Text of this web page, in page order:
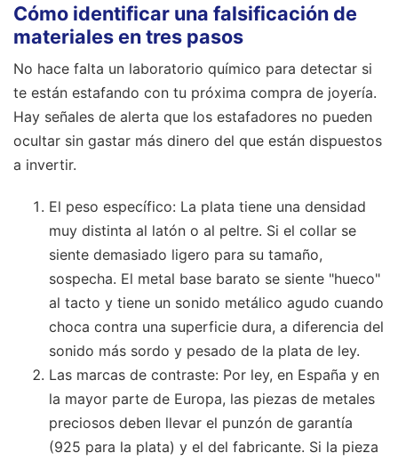
Cómo identificar una falsificación de
materiales en tres pasos
No hace falta un laboratorio químico para detectar si
te están estafando con tu próxima compra de joyería.
Hay señales de alerta que los estafadores no pueden
ocultar sin gastar más dinero del que están dispuestos
a invertir.
El peso específico: La plata tiene una densidad
muy distinta al latón o al peltre. Si el collar se
siente demasiado ligero para su tamaño,
sospecha. El metal base barato se siente "hueco"
al tacto y tiene un sonido metálico agudo cuando
choca contra una superficie dura, a diferencia del
sonido más sordo y pesado de la plata de ley.
Las marcas de contraste: Por ley, en España y en
la mayor parte de Europa, las piezas de metales
preciosos deben llevar el punzón de garantía
(925 para la plata) y el del fabricante. Si la pieza